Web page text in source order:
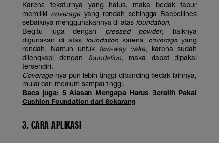
Karena teksturnya yang halus, maka bedak tabur
memiliki coverage yang rendah sehingga Baebellines
sebaiknya menggunakannya di atas foundation.
Begitu juga dengan pressed powder, baiknya
digunakan di atas foundation karena coverageyang
rendah. Namun untuk two-way cake, karena sudah
dilengkapi dengan foundation, maka dapat dipakai
tersendiri.
Coverage-nya pun lebih tinggi dibanding bedak lainnya,
mulai dari medium sampai tinggi.
Baca juga: 5 Alasan Mengapa Harus Beralih Pakai
Cushion Foundation dari Sekarang
3. CARA APLIKASI